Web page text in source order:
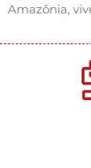
Amazônia,